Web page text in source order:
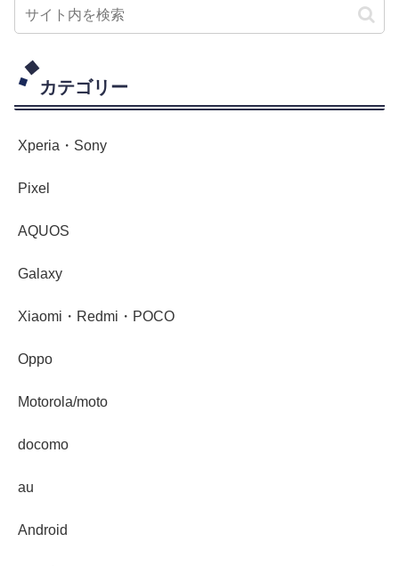
カテゴリー
Xperia・Sony
Pixel
AQUOS
Galaxy
Xiaomi・Redmi・POCO
Oppo
Motorola/moto
docomo
au
Android